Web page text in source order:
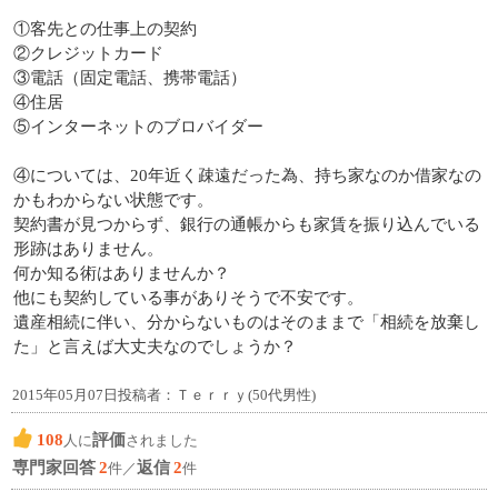
①客先との仕事上の契約
②クレジットカード
③電話（固定電話、携帯電話）
④住居
⑤インターネットのブロバイダー
④については、20年近く疎遠だった為、持ち家なのか借家なの
かもわからない状態です。
契約書が見つからず、銀行の通帳からも家賃を振り込んでいる
形跡はありません。
何か知る術はありませんか？
他にも契約している事がありそうで不安です。
遺産相続に伴い、分からないものはそのままで「相続を放棄し
た」と言えば大丈夫なのでしょうか？
2015年05月07日投稿者：Ｔｅｒｒｙ(50代男性)
108 人に評価されました
専門家回答2件／返信2件